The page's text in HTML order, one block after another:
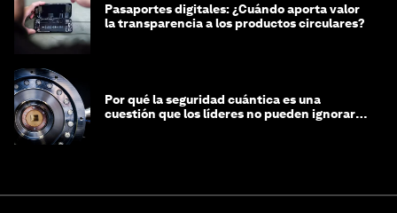
Pasaportes digitales: ¿Cuándo aporta valor
la transparencia a los productos circulares?
Por qué la seguridad cuántica es una
cuestión que los líderes no pueden ignorar